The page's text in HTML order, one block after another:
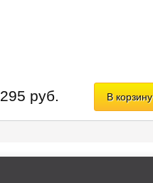
В корзину
295 руб.